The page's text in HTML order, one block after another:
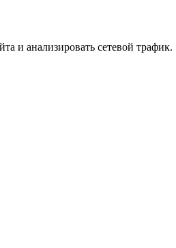
и анализировать сетевой трафик.